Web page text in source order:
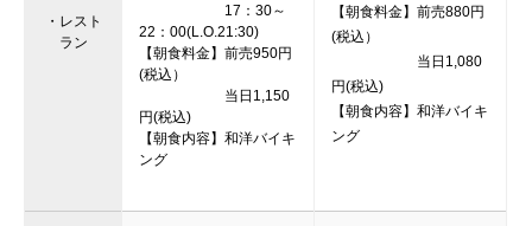
・レスト
ラン
17：30～
22：00(L.O.21:30)
【朝食料金】前売950円
(税込）
当日1,150
円(税込)
【朝食内容】和洋バイキ
ング
【朝食料金】前売880円
(税込）
当日1,080
円(税込)
【朝食内容】和洋バイキ
ング